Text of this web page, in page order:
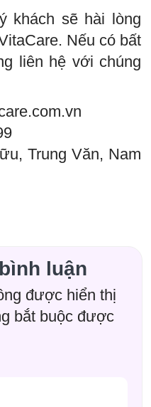
khách sẽ hài lòng
Nếu có bất
liên hệ với chúng
Trung Văn, Nam
luận
được hiển thị
bắt buộc được